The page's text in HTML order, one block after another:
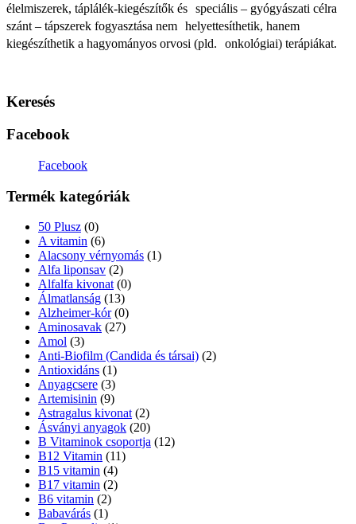
élelmiszerek, táplálék-kiegészítők és speciális – gyógyászati célra
szánt – tápszerek fogyasztása nem helyettesíthetik, hanem
kiegészíthetik a hagyományos orvosi (pld. onkológiai) terápiákat.
Keresés
Facebook
Facebook
Termék kategóriák
50 Plusz (0)
A vitamin (6)
Alacsony vérnyomás (1)
Alfa liponsav (2)
Alfalfa kivonat (0)
Álmatlanság (13)
Alzheimer-kór (0)
Aminosavak (27)
Amol (3)
Anti-Biofilm (Candida és társai) (2)
Antioxidáns (1)
Anyagcsere (3)
Artemisinin (9)
Astragalus kivonat (2)
Ásványi anyagok (20)
B Vitaminok csoportja (12)
B12 Vitamin (11)
B15 vitamin (4)
B17 vitamin (2)
B6 vitamin (2)
Babavárás (1)